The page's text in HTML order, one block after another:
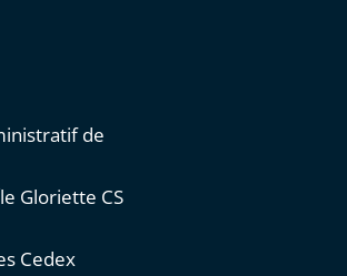
de
Gloriette CS
Cedex